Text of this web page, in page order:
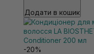
Додати в кошик
-20%